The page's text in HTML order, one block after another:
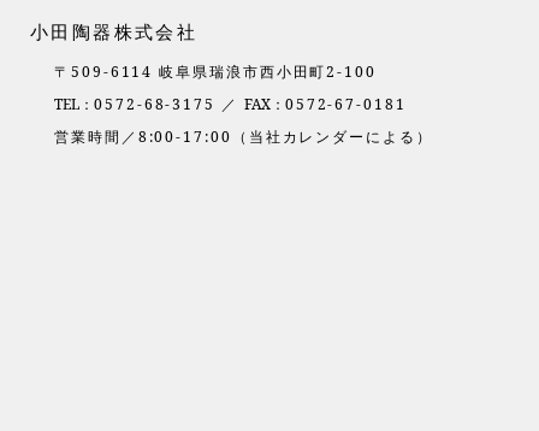
小田陶器株式会社
〒509-6114 岐阜県瑞浪市西小田町2-100
TEL： 0572-68-3175 ／ FAX： 0572-67-0181
営業時間／8:00-17:00（当社カレンダーによる）